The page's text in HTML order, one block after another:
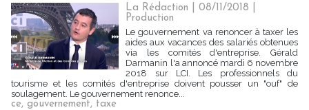
La Rédaction | 08/11/2018
Production
Le gouvernement va renoncer à taxer les
aides aux vacances des salariés obtenues
via les comités d'entreprise. Gérald
Darmanin l'a annoncé mardi 6 novembre
2018 sur LCI. Les professionnels du
tourisme et les comités d'entreprise doivent pousser un "ouf" de
soulagement. Le gouvernement renonce...
ce, gouvernement, taxe